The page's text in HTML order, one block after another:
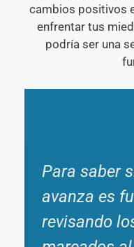
cambios positivos
enfrentar tus
podría ser una
Para saber
avanza es
revisando